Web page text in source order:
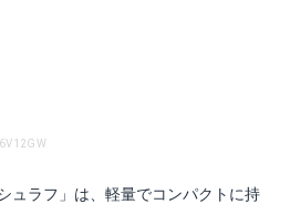
ュラフ」は、軽量でコンパクトに持